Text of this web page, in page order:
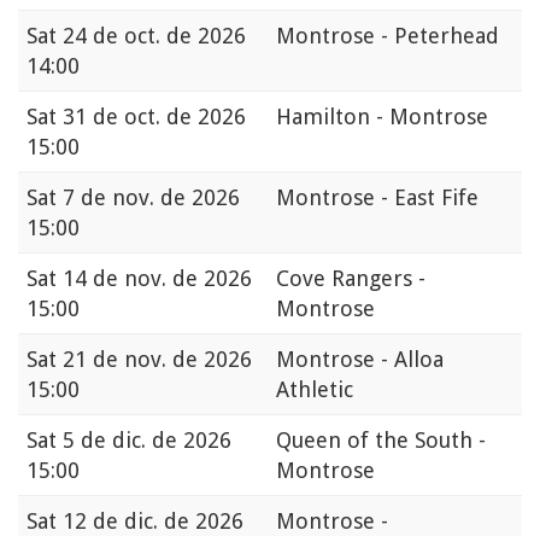
Sat 24 de oct. de 2026
14:00
Montrose - Peterhead
Sat 31 de oct. de 2026
15:00
Hamilton - Montrose
Sat 7 de nov. de 2026
15:00
Montrose - East Fife
Sat 14 de nov. de 2026
15:00
Cove Rangers -
Montrose
Sat 21 de nov. de 2026
15:00
Montrose - Alloa
Athletic
Sat 5 de dic. de 2026
15:00
Queen of the South -
Montrose
Sat 12 de dic. de 2026 Montrose -